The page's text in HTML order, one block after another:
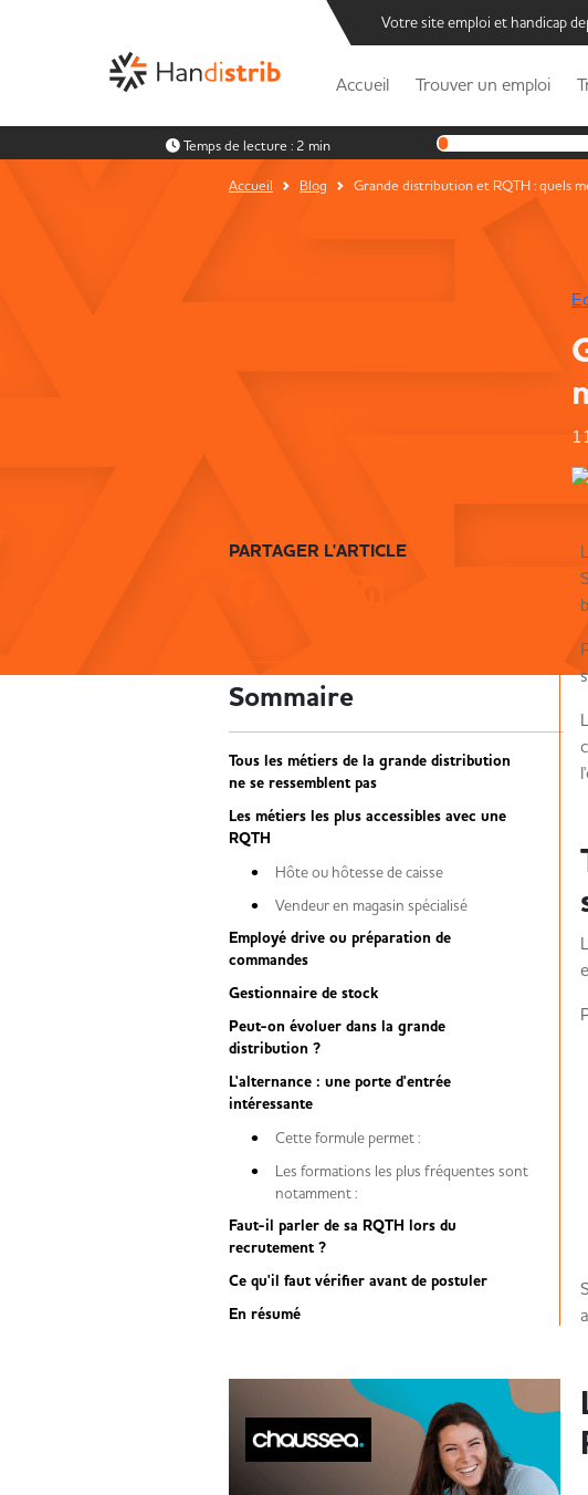
Votre site emploi et handicap
Accueil Trouver un emploi
Temps de lecture : 2 min
Accueil Blog Grande distribution et RQTH : quels
PARTAGER L'ARTICLE
Sommaire
Tous les métiers de la grande distribution
ne se ressemblent pas
Les métiers les plus accessibles avec une
RQTH
Hôte ou hôtesse de caisse
Vendeur en magasin spécialisé
Employé drive ou préparation de
commandes
Gestionnaire de stock
Peut-on évoluer dans la grande
distribution ?
L'alternance : une porte d'entrée
intéressante
Cette formule permet :
Les formations les plus fréquentes sont
notamment :
Faut-il parler de sa RQTH lors du
recrutement ?
Ce qu'il faut vérifier avant de postuler
En résumé